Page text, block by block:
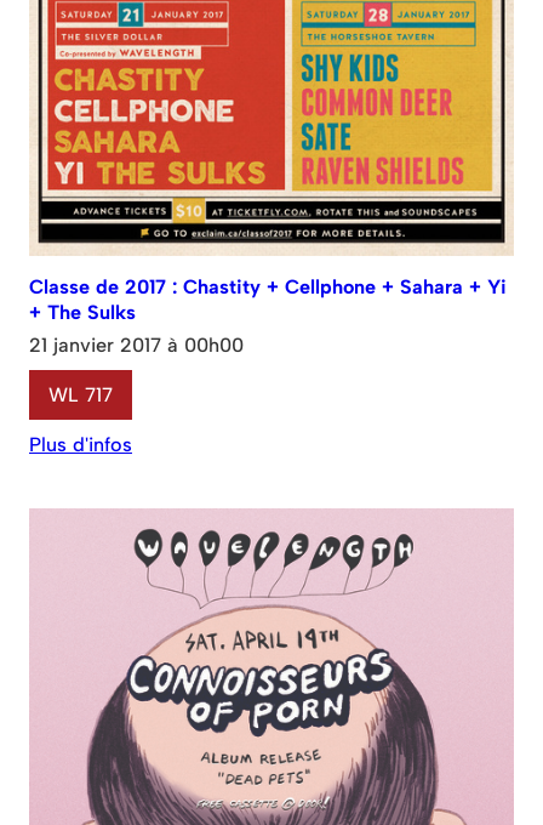
Classe de 2017 : Chastity + Cellphone + Sahara + Yi
+ The Sulks
21 janvier 2017 à 00h00
WL 717
Plus d'infos